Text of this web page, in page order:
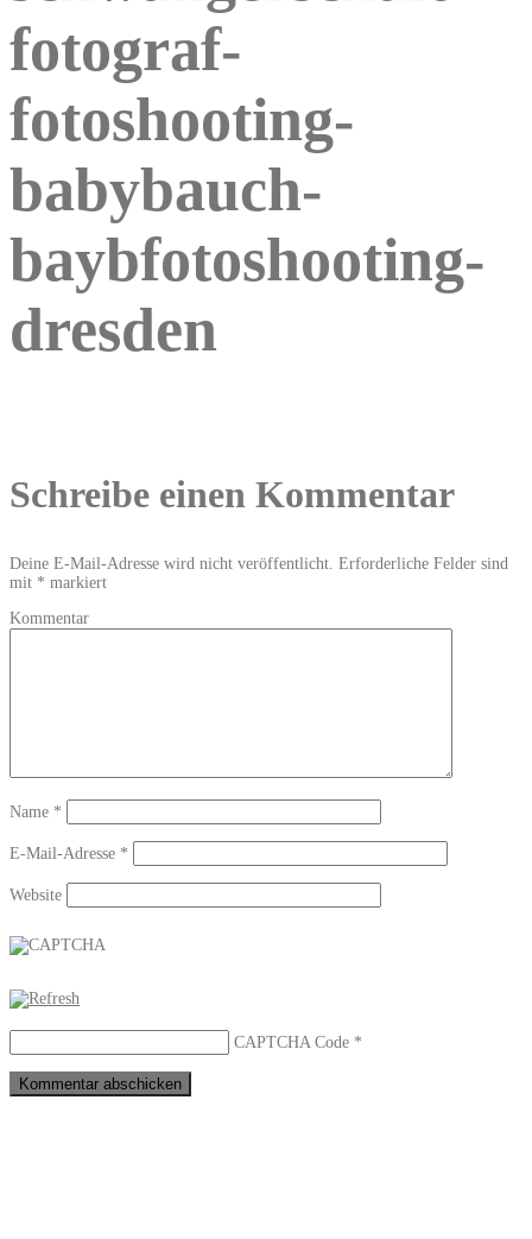
fotograf-
fotoshooting-
babybauch-
baybfotoshooting-
dresden
Schreibe einen Kommentar
Deine E-Mail-Adresse wird nicht veröffentlicht. Erforderliche Felder sind
mit * markiert
Kommentar
Name *
E-Mail-Adresse *
Website
CAPTCHA Code *